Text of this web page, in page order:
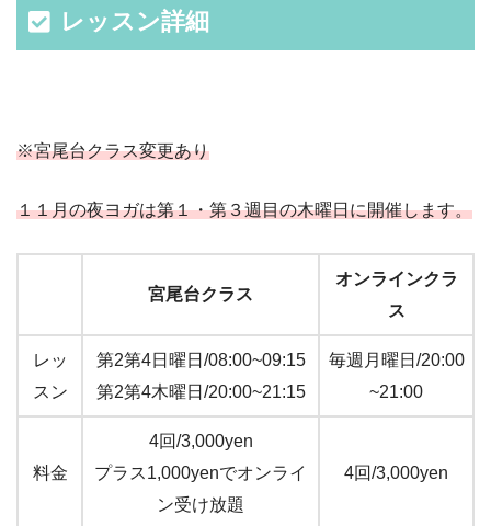
レッスン詳細
※宮尾台クラス変更あり
１１月の夜ヨガは第１・第３週目の木曜日に開催します。
宮尾台クラス
オンラインクラ
ス
レッ
スン
第2第4日曜日/08:00~09:15
第2第4木曜日/20:00~21:15
毎週月曜日/20:00
~21:00
料金
4回/3,000yen
プラス1,000yenでオンライ
ン受け放題
4回/3,000yen